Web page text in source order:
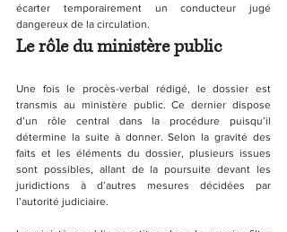
écarter temporairement un conducteur jugé
dangereux de la circulation.
Le rôle du ministère public
Une fois le procès-verbal rédigé, le dossier est
transmis au ministère public. Ce dernier dispose
d’un rôle central dans la procédure puisqu’il
détermine la suite à donner. Selon la gravité des
faits et les éléments du dossier, plusieurs issues
sont possibles, allant de la poursuite devant les
juridictions à d’autres mesures décidées par
l’autorité judiciaire.